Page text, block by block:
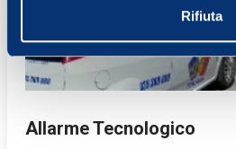
informazioni sul modo in cui
nostri partner che si occupano di
pubblicità e social media, i quali
con altre informazioni che hai
Rifiuta
Allarme Tecnologico